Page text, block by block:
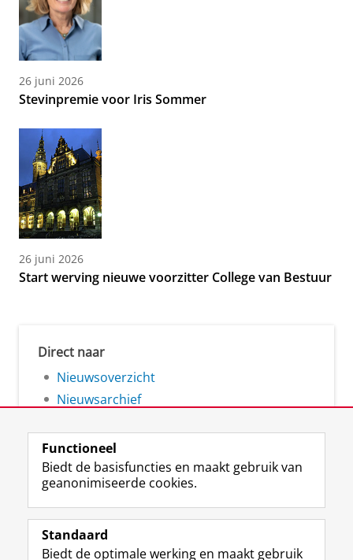
26 juni 2026
Stevinpremie voor Iris Sommer
26 juni 2026
Start werving nieuwe voorzitter College van Bestuur
Direct naar
Nieuwsoverzicht
Nieuwsarchief
Volg de RUG
F
a
L
i
R
S
I
n
Y
o
Functioneel
Biedt de basisfuncties en maakt gebruik van
geanonimiseerde cookies.
Standaard
Biedt de optimale werking en maakt gebruik